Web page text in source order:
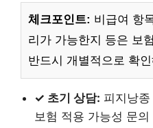
체크포인트: 비급여 항
리가 가능한지 등은 보
반드시 개별적으로 확
✓ 초기 상담: 피지낭
보험 적용 가능성 문의